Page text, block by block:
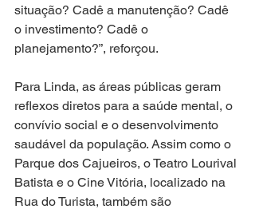
situação? Cadê a manutenção? Cadê
o investimento? Cadê o
planejamento?”, reforçou.
Para Linda, as áreas públicas geram
reflexos diretos para a saúde mental, o
convívio social e o desenvolvimento
saudável da população. Assim como o
Parque dos Cajueiros, o Teatro Lourival
Batista e o Cine Vitória, localizado na
Rua do Turista, também são